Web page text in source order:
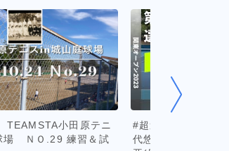
TEAMSTA小田原テニ
場 ＮＯ.29 練習＆試
#超速報【関東
代悠雅(SYSテニス